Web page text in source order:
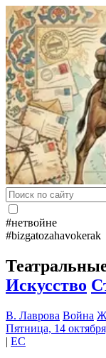
#нетвойне
#bizgatozahavokerak
Искусство
В. Лаврова Война
Пятница, 14
| EC